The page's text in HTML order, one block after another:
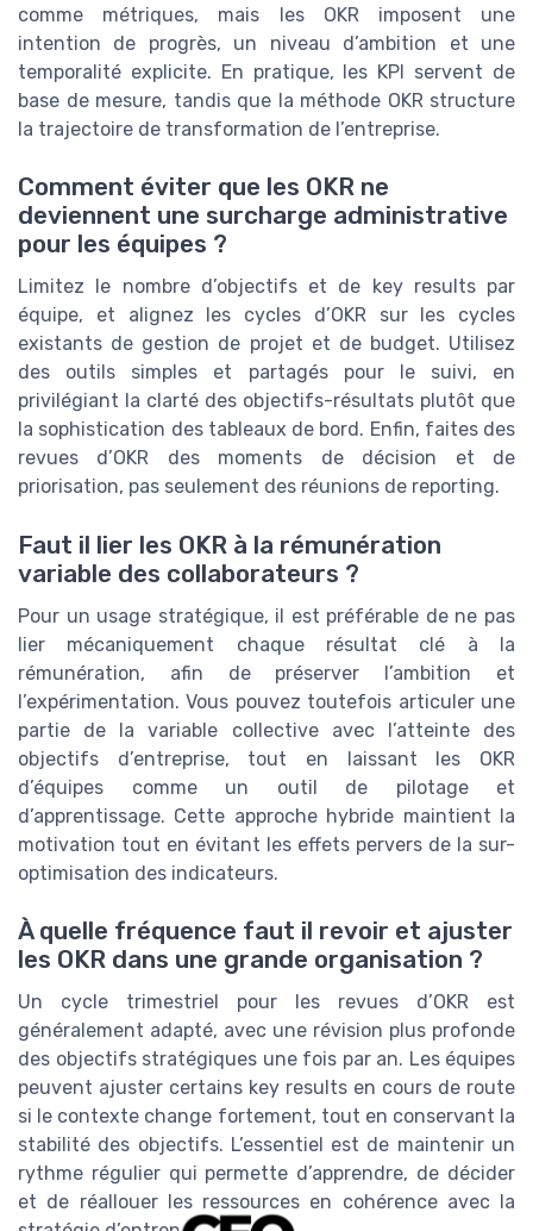
comme métriques, mais les OKR imposent une
intention de progrès, un niveau d’ambition et une
temporalité explicite. En pratique, les KPI servent de
base de mesure, tandis que la méthode OKR structure
la trajectoire de transformation de l’entreprise.
Comment éviter que les OKR ne
deviennent une surcharge administrative
pour les équipes ?
Limitez le nombre d’objectifs et de key results par
équipe, et alignez les cycles d’OKR sur les cycles
existants de gestion de projet et de budget. Utilisez
des outils simples et partagés pour le suivi, en
privilégiant la clarté des objectifs-résultats plutôt que
la sophistication des tableaux de bord. Enfin, faites des
revues d’OKR des moments de décision et de
priorisation, pas seulement des réunions de reporting.
Faut il lier les OKR à la rémunération
variable des collaborateurs ?
Pour un usage stratégique, il est préférable de ne pas
lier mécaniquement chaque résultat clé à la
rémunération, afin de préserver l’ambition et
l’expérimentation. Vous pouvez toutefois articuler une
partie de la variable collective avec l’atteinte des
objectifs d’entreprise, tout en laissant les OKR
d’équipes comme un outil de pilotage et
d’apprentissage. Cette approche hybride maintient la
motivation tout en évitant les effets pervers de la sur-
optimisation des indicateurs.
À quelle fréquence faut il revoir et ajuster
les OKR dans une grande organisation ?
Un cycle trimestriel pour les revues d’OKR est
généralement adapté, avec une révision plus profonde
des objectifs stratégiques une fois par an. Les équipes
peuvent ajuster certains key results en cours de route
si le contexte change fortement, tout en conservant la
stabilité des objectifs. L’essentiel est de maintenir un
rythme régulier qui permette d’apprendre, de décider
et de réallouer les ressources en cohérence avec la